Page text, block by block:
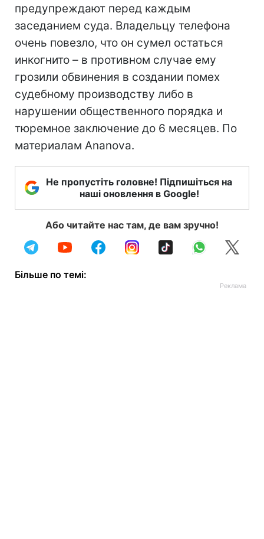
предупреждают перед каждым
заседанием суда. Владельцу телефона
очень повезло, что он сумел остаться
инкогнито – в противном случае ему
грозили обвинения в создании помех
судебному производству либо в
нарушении общественного порядка и
тюремное заключение до 6 месяцев. По
материалам Ananova.
Не пропустіть головне! Підпишіться на
наші оновлення в Google!
Або читайте нас там, де вам зручно!
Більше по темі: